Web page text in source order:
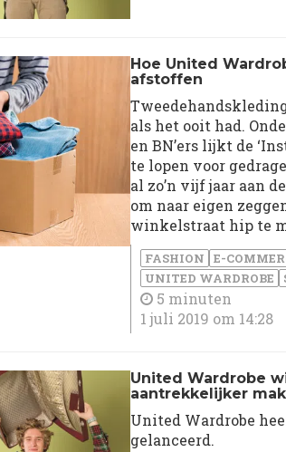
Hoe United
afstoffen
als het ooit had.
en BN’ers lijkt de
te lopen voor
al zo’n vijf jaar aan
om naar eigen
winkelstraat hip te
FASHION E-
UNITED WARDROBE
5 minuten
1 juli 2019 om 14:28
United Wardrobe
aantrekkelijker
United Wardrobe
gelanceerd.